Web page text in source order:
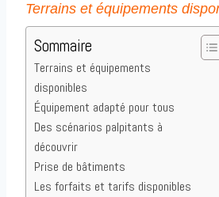
Terrains et équipements
Sommaire
Terrains et équipements
disponibles
Équipement adapté pour tous
Des scénarios palpitants à
découvrir
Prise de bâtiments
Les forfaits et tarifs disponibles